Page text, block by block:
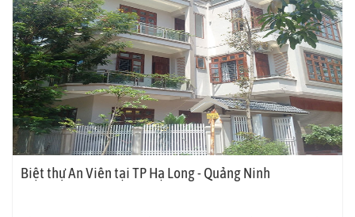
Biệt thự An Viên tại TP Hạ Long - Quảng Ninh